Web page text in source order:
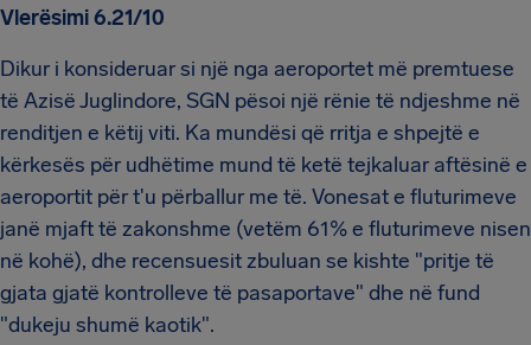
Vlerësimi 6.21/10
Dikur i konsideruar si një nga aeroportet më premtuese
të Azisë Juglindore, SGN pësoi një rënie të ndjeshme në
renditjen e këtij viti. Ka mundësi që rritja e shpejtë e
kërkesës për udhëtime mund të ketë tejkaluar aftësinë e
aeroportit për t'u përballur me të. Vonesat e fluturimeve
janë mjaft të zakonshme (vetëm 61% e fluturimeve nisen
në kohë), dhe recensuesit zbuluan se kishte "pritje të
gjata gjatë kontrolleve të pasaportave" dhe në fund
"dukeju shumë kaotik".